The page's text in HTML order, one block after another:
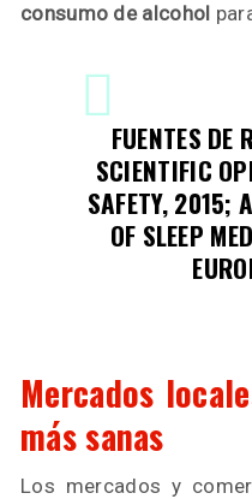
consumo de alcohol
FUENTES DE
SCIENTIFIC
SAFETY, 2015;
OF SLEEP
Mercados
más sanas
Los mercados y